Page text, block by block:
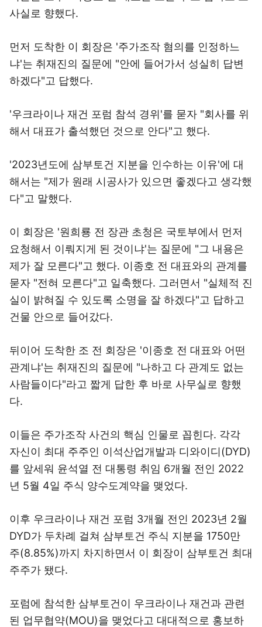
사실로 향했다.
먼저 도착한 이 회장은 '주가조작 혐의를 인정하느
냐'는 취재진의 질문에 "안에 들어가서 성실히 답변
하겠다"고 답했다.
'우크라이나 재건 포럼 참석 경위'를 묻자 "회사를 위
해서 대표가 출석했던 것으로 안다"고 했다.
'2023년도에 삼부토건 지분을 인수하는 이유'에 대
해서는 "제가 원래 시공사가 있으면 좋겠다고 생각했
다"고 말했다.
이 회장은 '원희룡 전 장관 초청은 국토부에서 먼저
요청해서 이뤄지게 된 것이냐'는 질문에 "그 내용은
제가 잘 모른다"고 했다. 이종호 전 대표와의 관계를
묻자 "전혀 모른다"고 일축했다. 그러면서 "실체적 진
실이 밝혀질 수 있도록 소명을 잘 하겠다"고 답하고
건물 안으로 들어갔다.
뒤이어 도착한 조 전 회장은 '이종호 전 대표와 어떤
관계냐'는 취재진의 질문에 "나하고 다 관계도 없는
사람들이다"라고 짧게 답한 후 바로 사무실로 향했
다.
이들은 주가조작 사건의 핵심 인물로 꼽힌다. 각각
자신이 최대 주주인 이석산업개발과 디와이디(DYD)
를 앞세워 윤석열 전 대통령 취임 6개월 전인 2022
년 5월 4일 주식 양수도계약을 맺었다.
이후 우크라이나 재건 포럼 3개월 전인 2023년 2월
DYD가 두차례 걸쳐 삼부토건 주식 지분을 1750만
주(8.85%)까지 차지하면서 이 회장이 삼부토건 최대
주주가 됐다.
포럼에 참석한 삼부토건이 우크라이나 재건과 관련
된 업무협약(MOU)을 맺었다고 대대적으로 홍보하